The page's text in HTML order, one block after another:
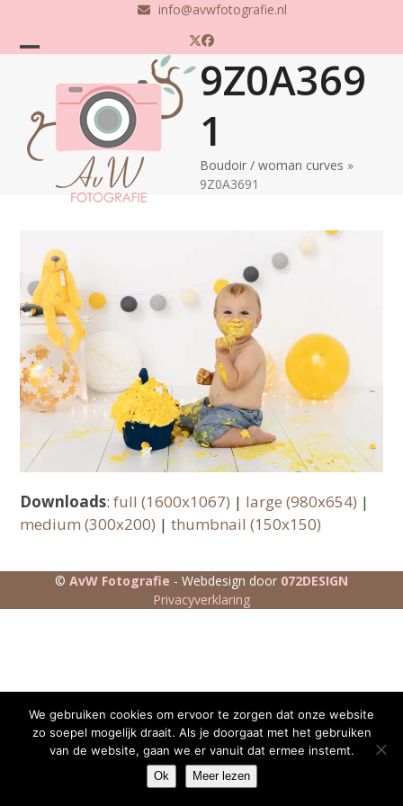
content
info@avwfotografie.nl
Twitter
Facebook
mobile
menu
mobile
menu
9Z0A369
1
Boudoir / woman curves »
9Z0A3691
Downloads:full (1600x1067) | large (980x654) |
medium (300x200) |thumbnail (150x150)
© AvW Fotografie - Webdesign door 072DESIGN
Privacyverklaring
We gebruiken cookies om ervoor te zorgen dat onze website
zo soepel mogelijk draait. Als je doorgaat met het gebruiken
van de website, gaan we er vanuit dat ermee instemt.
Ok Meer lezen